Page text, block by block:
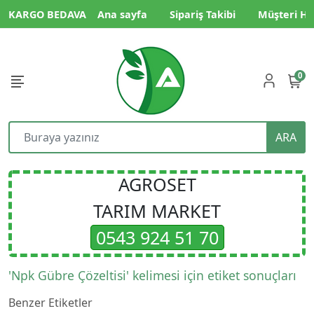
KARGO BEDAVA Ana sayfa Sipariş Takibi Müşteri
ARA
0
AGROSET
TARIM MARKET
0543 924 51 70
'Npk Gübre Çözeltisi' kelimesi için etiket sonuçları
Benzer Etiketler